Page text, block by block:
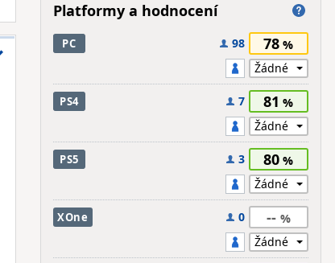
Platformy a hodnocení
PC 98 78
PS4 7 81
PS5 3 80
XOne 0 --